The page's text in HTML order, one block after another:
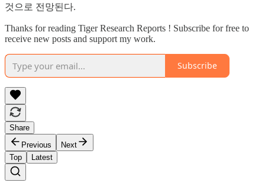
것으로 전망된다.
Thanks for reading Tiger Research Reports ! Subscribe for free to
receive new posts and support my work.
Subscribe
Share
Previous
Next
Top
Latest